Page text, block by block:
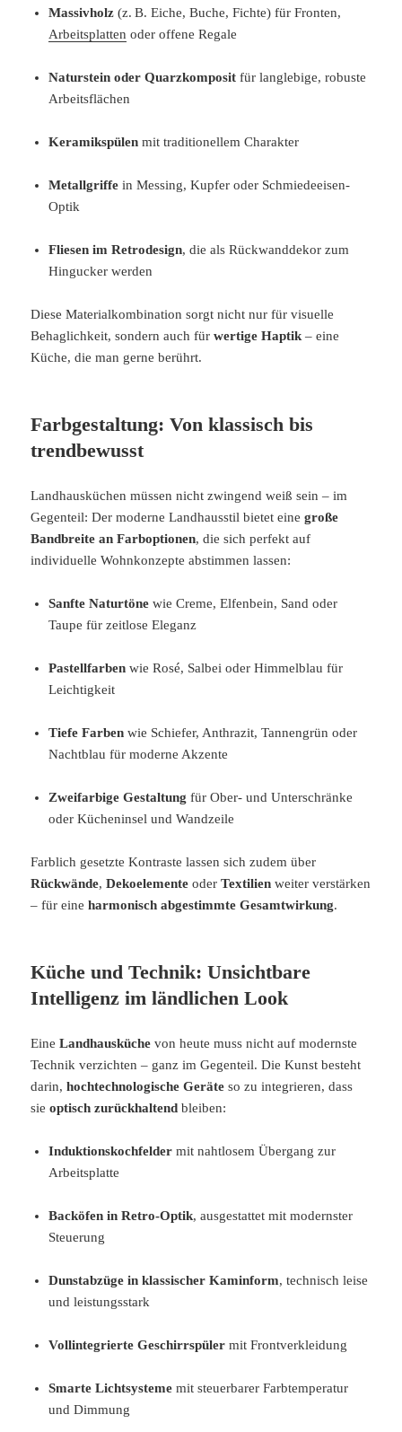
Massivholz (z. B. Eiche, Buche, Fichte) für Fronten,
Arbeitsplatten oder offene Regale
Naturstein oder Quarzkomposit für langlebige, robuste
Arbeitsflächen
Keramikspülen mit traditionellem Charakter
Metallgriffe in Messing, Kupfer oder Schmiedeeisen-
Optik
Fliesen im Retrodesign, die als Rückwanddekor zum
Hingucker werden
Diese Materialkombination sorgt nicht nur für visuelle
Behaglichkeit, sondern auch fürwertige Haptik – eine
Küche, die man gerne berührt.
Farbgestaltung: Von klassisch bis
trendbewusst
Landhausküchen müssen nicht zwingend weiß sein – im
Gegenteil: Der moderne Landhausstil bietet einegroße
Bandbreite an Farboptionen, die sich perfekt auf
individuelle Wohnkonzepte abstimmen lassen:
Sanfte Naturtöne wie Creme, Elfenbein, Sand oder
Taupe für zeitlose Eleganz
Pastellfarben wie Rosé, Salbei oder Himmelblau für
Leichtigkeit
Tiefe Farben wie Schiefer, Anthrazit, Tannengrün oder
Nachtblau für moderne Akzente
Zweifarbige Gestaltung für Ober- und Unterschränke
oder Kücheninsel und Wandzeile
Farblich gesetzte Kontraste lassen sich zudem über
Rückwände,Dekoelemente oderTextilien weiter verstärken
– für eineharmonisch abgestimmte Gesamtwirkung.
Küche und Technik: Unsichtbare
Intelligenz im ländlichen Look
EineLandhausküche von heute muss nicht auf modernste
Technik verzichten – ganz im Gegenteil. Die Kunst besteht
darin,hochtechnologische Geräte so zu integrieren, dass
sieoptisch zurückhaltend bleiben:
Induktionskochfelder mit nahtlosem Übergang zur
Arbeitsplatte
Backöfen in Retro-Optik, ausgestattet mit modernster
Steuerung
Dunstabzüge in klassischer Kaminform, technisch leise
und leistungsstark
Vollintegrierte Geschirrspüler mit Frontverkleidung
Smarte Lichtsysteme mit steuerbarer Farbtemperatur
und Dimmung